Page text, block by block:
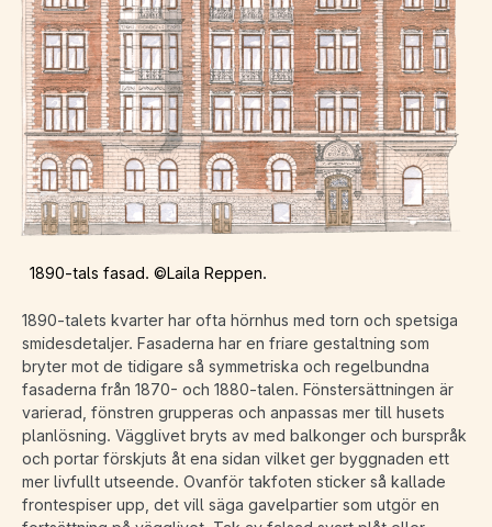
1890-tals fasad. ©Laila Reppen.
1890-talets kvarter har ofta hörnhus med torn och spetsiga
smidesdetaljer. Fasaderna har en friare gestaltning som
bryter mot de tidigare så symmetriska och regelbundna
fasaderna från 1870- och 1880-talen. Fönstersättningen är
varierad, fönstren grupperas och anpassas mer till husets
planlösning. Vägglivet bryts av med balkonger och burspråk
och portar förskjuts åt ena sidan vilket ger byggnaden ett
mer livfullt utseende. Ovanför takfoten sticker så kallade
frontespiser upp, det vill säga gavelpartier som utgör en